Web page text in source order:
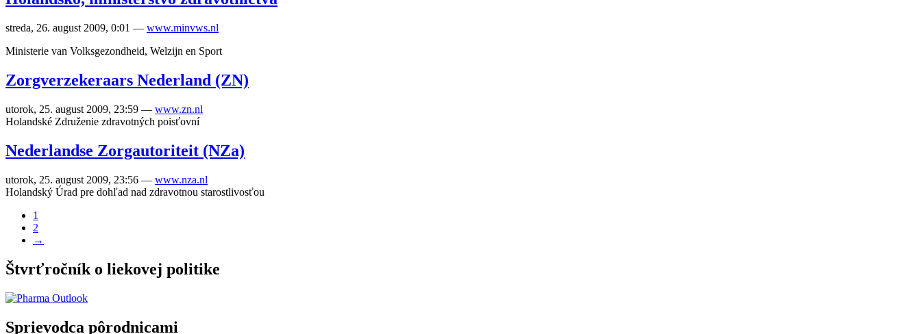
streda, 26. august 2009, 0:01 — www.minvws.nl
Ministerie van Volksgezondheid, Welzijn en Sport
Zorgverzekeraars Nederland (ZN)
utorok, 25. august 2009, 23:59 — www.zn.nl
Holandské Združenie zdravotných poisťovní
Nederlandse Zorgautoriteit (NZa)
utorok, 25. august 2009, 23:56 — www.nza.nl
Holandský Úrad pre dohľad nad zdravotnou starostlivosťou
1
2
→
Štvrťročník o liekovej politike
Sprievodca pôrodnicami